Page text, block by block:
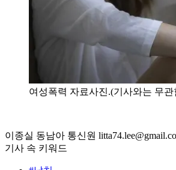
여성폭력 자료사진.(기사와는 무관
이종실 동남아 통신원
기사 속 키워드